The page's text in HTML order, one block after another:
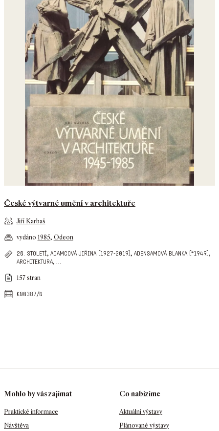
České výtvarné umění v architektuře
Jiří Karbaš
vydáno 1985, Odeon
20. století, adamcová jiřina (1927-2019), adensamová blanka (*1949),
architektura, …
157 stran
k00387/0
Mohlo by vás zajímat
Praktické informace
Návštěva
Co nabízíme
Aktuální výstavy
Plánované výstavy